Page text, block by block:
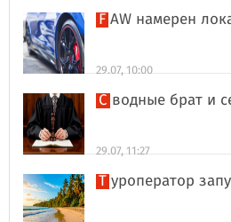
FAW намерен
29.07, 10:00
Сводные брат и
29.07, 11:27
Туроператор